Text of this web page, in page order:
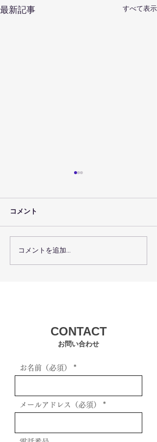
最新記事 すべて表示
術後回復プログラムで術
後回復を最大化するコー
コメント
コメントを追加…
お問い合わせ
CONTACT
お名前（必須）
メールアドレス（必須）